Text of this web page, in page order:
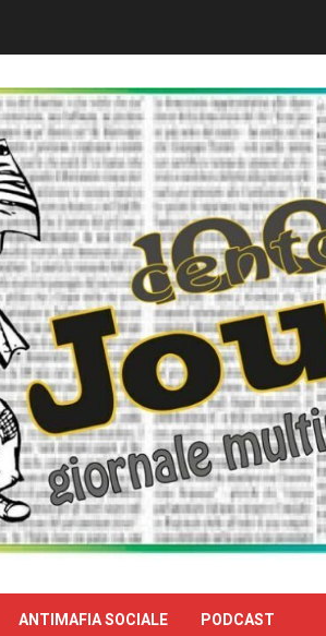
ANTIMAFIA SOCIALE PODCAST